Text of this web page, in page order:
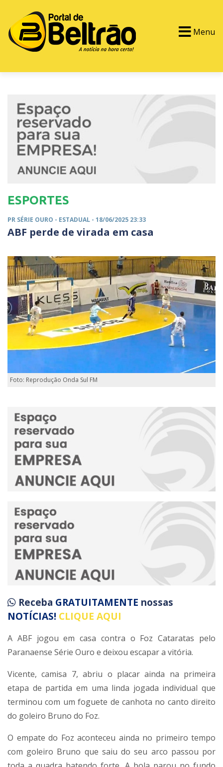
Menu
ESPORTES
PR SÉRIE OURO - ESTADUAL - 18/06/2025 23:33
ABF perde de virada em casa
Foto: Reprodução Onda Sul FM
Receba GRATUITAMENTE nossas
NOTÍCIAS! CLIQUE AQUI
A ABF jogou em casa contra o Foz Cataratas pelo
Paranaense Série Ouro e deixou escapar a vitória.
Vicente, camisa 7, abriu o placar ainda na primeira
etapa de partida em uma linda jogada individual que
terminou com um foguete de canhota no canto direito
do goleiro Bruno do Foz.
O empate do Foz aconteceu ainda no primeiro tempo
com goleiro Bruno que saiu do seu arco passou por